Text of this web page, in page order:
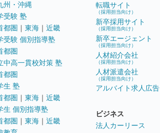
州・沖縄
受験 塾
都圏 ｜ 東海 ｜ 近畿
受験 個別指導塾
都圏
中高一貫校対策 塾
都圏
生 塾
都圏 ｜ 東海 ｜ 近畿
生 個別指導塾
都圏 ｜ 東海 ｜ 近畿
転職サイト
（採用担当向け）
新卒採用サイト
（採用担当向け）
新卒エージェント
（採用担当向け）
人材紹介会社
（採用担当向け）
人材派遣会社
（採用担当向け）
アルバイト求人広告
ビジネス
法人カーリース